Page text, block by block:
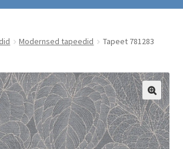
Modernsed tapeedid Tapeet 781283